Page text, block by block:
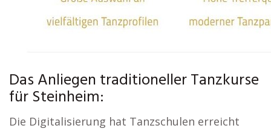
Das Anliegen traditioneller Tanzkurse
für Steinheim:
Die Digitalisierung hat Tanzschulen erreicht